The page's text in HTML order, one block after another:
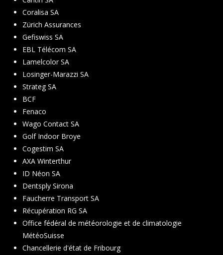
Coralisa SA
Zürich Assurances
Gefiswiss SA
EBL Télécom SA
Lamelcolor SA
Losinger-Marazzi SA
Strateg SA
BCF
Fenaco
Wago Contact SA
Golf Indoor Broye
Cogestim SA
AXA Winterthur
ID Néon SA
Dentsply Sirona
Faucherre Transport SA
Récupération RG SA
Office fédéral de météorologie et de climatologie
MétéoSuisse
Chancellerie d'état de Fribourg